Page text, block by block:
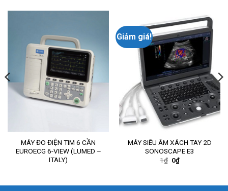
MÁY ĐO ĐIỆN TIM 6 CẦN
EUROECG 6-VIEW (LUMED –
ITALY)
Giảm giá!
MÁY SIÊU ÂM XÁCH TAY 2D
SONOSCAPE E3
1₫ Giá
gốc
0₫Giá
0₫.